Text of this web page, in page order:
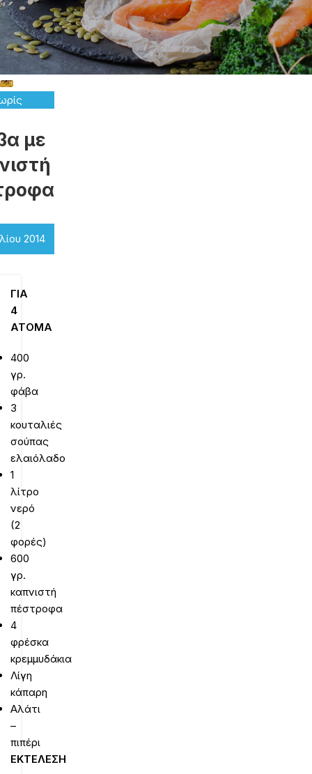
με
2014
ΓΙΑ
4
ΑΤΟΜΑ
400
γρ.
φάβα
3
κουταλιές
σούπας
ελαιόλαδο
1
λίτρο
νερό
(2
φορές)
600
γρ.
καπνιστή
πέστροφα
4
φρέσκα
κρεμμυδάκια
Λίγη
κάπαρη
Αλάτι
–
πιπέρι
ΕΚΤΕΛΕΣΗ